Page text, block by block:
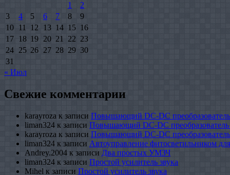
1
2
3
4 5 6 7 8
9
10 11 12 13 14 15 16
17 18 19 20 21 22 23
24 25 26 27 28 29 30
31
« Июл
Свежие комментарии
karayroza к записи Повышающий DC-DC
liman324 к записи Повышающий DC-DC
karayroza к записи Повышающий DC-DC
liman324 к записи Автоуправление фитосветильником
Andrey.2004 к записи Два простых УМЗЧ
liman324 к записи Простой усилитель звука
Mihel к записи Простой усилитель звука